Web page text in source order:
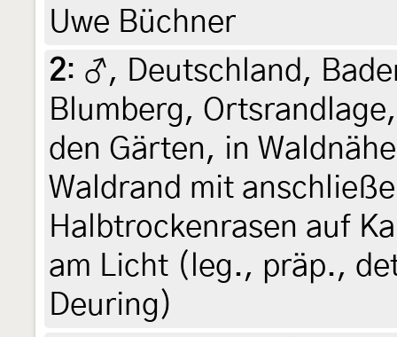
Uwe Büchner
2: ♂, Deutschland,
Blumberg,
den Gärten, in
Waldrand mit
Halbtrockenrasen auf
am Licht (leg., präp.,
Deuring)